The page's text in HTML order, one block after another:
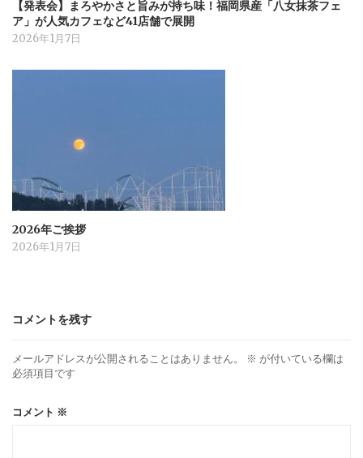
【発表会】まろやかさと旨みが持ち味！福岡県産「八女抹茶フェ
ア」が人気カフェなど41店舗で展開
2026年1月7日
2026年ご挨拶
2026年1月7日
コメントを残す
メールアドレスが公開されることはありません。 ※ が付いている欄は
必須項目です
コメント ※